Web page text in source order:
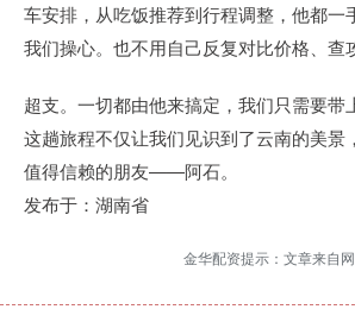
车安排，从吃饭推荐到行程调整，他都一
我们操心。也不用自己反复对比价格、查
超支。一切都由他来搞定，我们只需要带
这趟旅程不仅让我们见识到了云南的美景
值得信赖的朋友——阿石。
发布于：湖南省
金华配资提示：文章来自